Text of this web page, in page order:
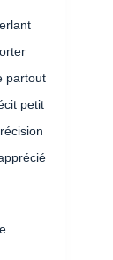
partout
petit